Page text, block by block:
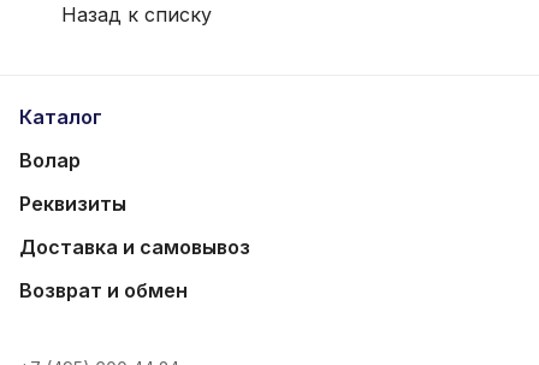
Назад к списку
Каталог
Волар
Реквизиты
Доставка и самовывоз
Возврат и обмен